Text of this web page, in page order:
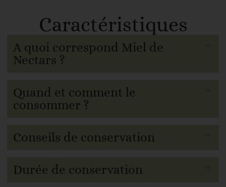
Caractéristiques
A quoi correspond Miel de
Nectars ?
Quand et comment le
consommer ?
Conseils de conservation
Durée de conservation